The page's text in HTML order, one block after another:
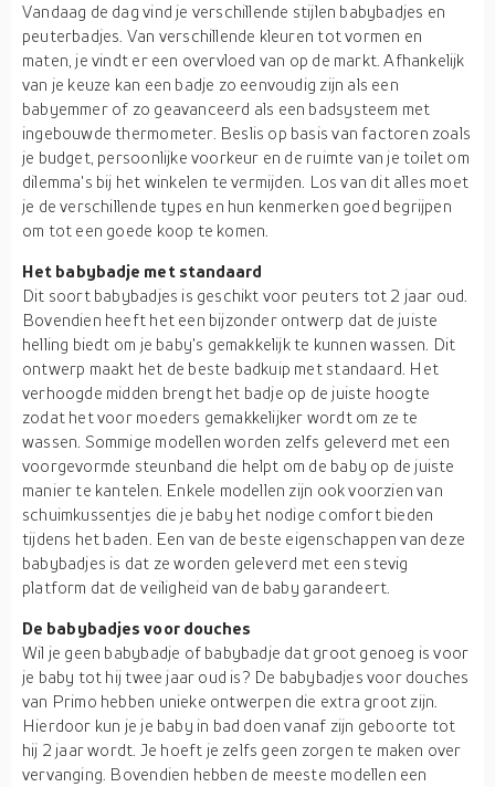
Vandaag de dag vind je verschillende stijlen babybadjes en
peuterbadjes. Van verschillende kleuren tot vormen en
maten, je vindt er een overvloed van op de markt. Afhankelijk
van je keuze kan een badje zo eenvoudig zijn als een
babyemmer of zo geavanceerd als een badsysteem met
ingebouwde thermometer. Beslis op basis van factoren zoals
je budget, persoonlijke voorkeur en de ruimte van je toilet om
dilemma's bij het winkelen te vermijden. Los van dit alles moet
je de verschillende types en hun kenmerken goed begrijpen
om tot een goede koop te komen.
Het babybadje met standaard
Dit soort babybadjes is geschikt voor peuters tot 2 jaar oud.
Bovendien heeft het een bijzonder ontwerp dat de juiste
helling biedt om je baby's gemakkelijk te kunnen wassen. Dit
ontwerp maakt het de beste badkuip met standaard. Het
verhoogde midden brengt het badje op de juiste hoogte
zodat het voor moeders gemakkelijker wordt om ze te
wassen. Sommige modellen worden zelfs geleverd met een
voorgevormde steunband die helpt om de baby op de juiste
manier te kantelen. Enkele modellen zijn ook voorzien van
schuimkussentjes die je baby het nodige comfort bieden
tijdens het baden. Een van de beste eigenschappen van deze
babybadjes is dat ze worden geleverd met een stevig
platform dat de veiligheid van de baby garandeert.
De babybadjes voor douches
Wil je geen babybadje of babybadje dat groot genoeg is voor
je baby tot hij twee jaar oud is? De babybadjes voor douches
van Primo hebben unieke ontwerpen die extra groot zijn.
Hierdoor kun je je baby in bad doen vanaf zijn geboorte tot
hij 2 jaar wordt. Je hoeft je zelfs geen zorgen te maken over
vervanging. Bovendien hebben de meeste modellen een